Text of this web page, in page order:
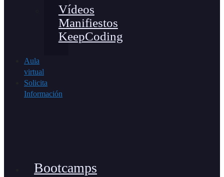
Vídeos
Manifiestos
KeepCoding
Aula
virtual
Solicita
Información
Bootcamps